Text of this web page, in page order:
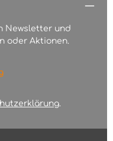
Newsletter und
oder Aktionen.
.